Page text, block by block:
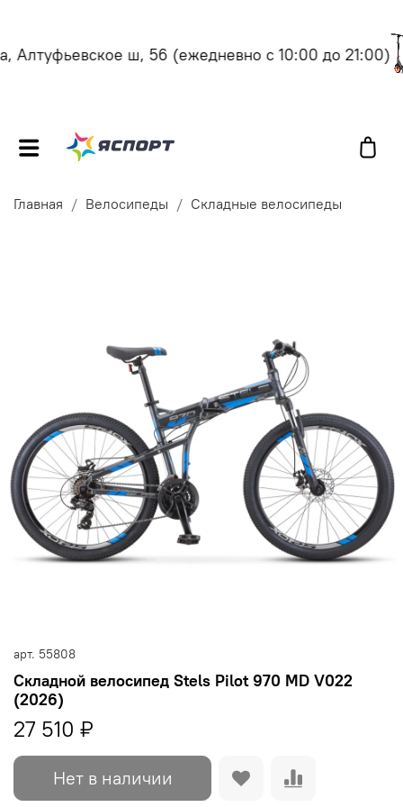
ш, 56(ежедневно с 10:00 до 21:00)
Главная Велосипеды Складные велосипеды
арт. 55808
Складной велосипед Stels Pilot 970 MD V022
(2026)
27 510 ₽
Нет в наличии